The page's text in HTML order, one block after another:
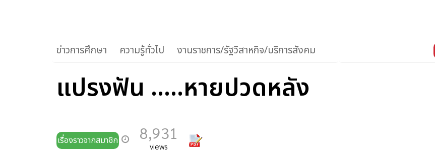
ข่าวการศึกษา ความรู้ทั่วไป งานราชการ/รัฐวิสาหกิจ/บริการสังคม
แปรงฟัน .....หายปวดหลัง
เรื่องราวจากสมาชิก 8,931
views